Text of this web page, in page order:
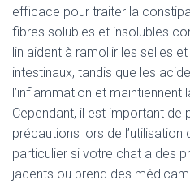
efficace pour traiter la
fibres solubles et insolubles
lin aident à ramollir les selles
intestinaux, tandis que les
l’inflammation et maintiennent
Cependant, il est important de
précautions lors de l’utilisation
particulier si votre chat a des
jacents ou prend des